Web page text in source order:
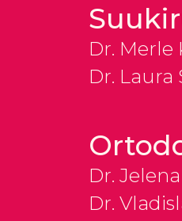
Dr. Merle
Dr. Laura
Dr.
Dr.